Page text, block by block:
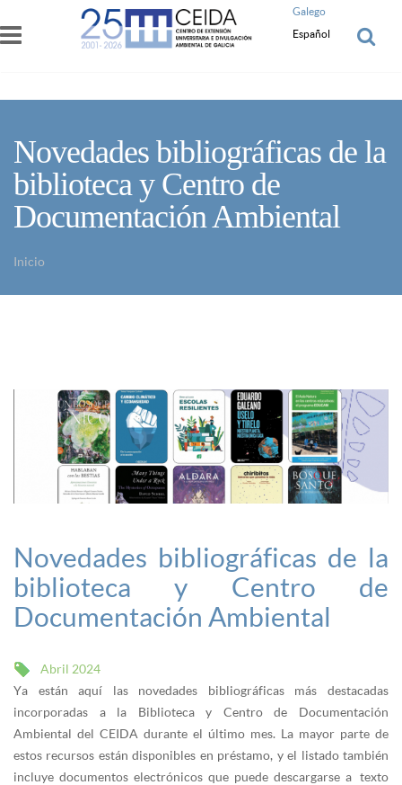
Pasar al contenido principal
Galego
Español
Novedades bibliográficas de la
biblioteca y Centro de
Documentación Ambiental
Inicio
Novedades bibliográficas de la
biblioteca y Centro de
Documentación Ambiental
Abril 2024
Ya están aquí las novedades bibliográficas más destacadas
incorporadas a la Biblioteca y Centro de Documentación
Ambiental del CEIDA durante el último mes. La mayor parte de
estos recursos están disponibles en préstamo, y el listado también
incluye documentos electrónicos que puede descargarse a texto